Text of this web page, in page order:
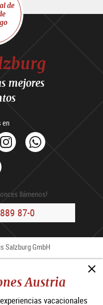
Austria
vacacionales
de
mejores
en
Instagram
Tik
Tokllámenos!
87-0
Salzburg GmbH
CCG